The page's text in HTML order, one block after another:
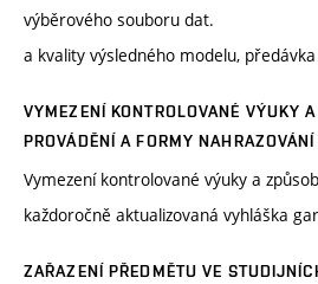
výběrového souboru dat.
a kvality výsledného modelu,
VYMEZENÍ KONTROLOVANÉ VÝUKY
PROVÁDĚNÍ A FORMY
Vymezení kontrolované výuky a
každoročně aktualizovaná vyhláška
ZAŘAZENÍ PŘEDMĚTU VE